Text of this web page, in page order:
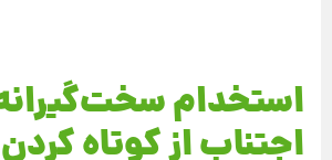
استخدام
اجتناب از کوتاه